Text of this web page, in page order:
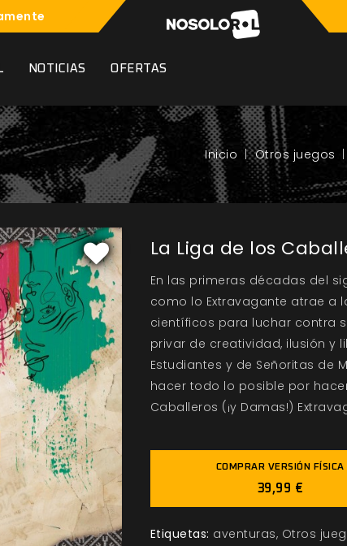
NOTICIAS OFERTAS
Otros juegos
La Liga de los
En las primeras décadas del
como lo Extravagante atrae a
científicos para luchar contra
privar de creatividad, ilusión y
Estudiantes y de Señoritas de
hacer todo lo posible por
Caballeros (¡y Damas!)
COMPRAR VERSIÓN FÍSICA
39,99 €
Etiquetas: aventuras Otros